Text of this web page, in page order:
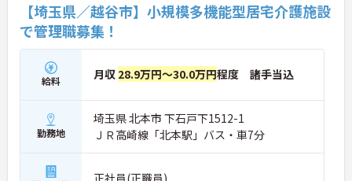
【埼玉県／越谷市】小規模多機能型居宅介護施設
で管理職募集！
給料 月収 28.9万円～30.0万円程度 諸手当込
勤務地
埼玉県 北本市 下石戸下1512-1
ＪＲ高崎線「北本駅」バス・車7分